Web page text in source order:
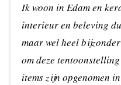
Ik woon in Edam en
interieur en beleving
maar wel heel
om deze
items zijn opgenomen